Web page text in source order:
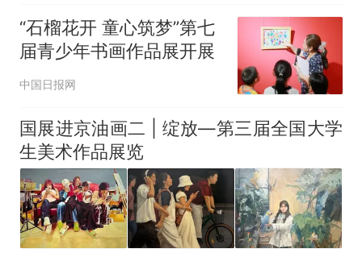
“石榴花开 童心筑梦”第七
届青少年书画作品展开展
中国日报网
国展进京油画二 | 绽放—第三届全国大学
生美术作品展览